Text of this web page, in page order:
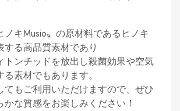
ノキMusio〟の原材料であるヒノキ
する高品質素材であり
トンチッドを放出し殺菌効果や空気
素材でもあります。
てもご利用いただけますので、ぜひ
かな質感をお楽しみください！